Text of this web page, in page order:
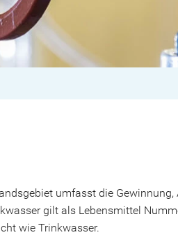
umfasst die Gewinnung,
gilt als Lebensmittel
wie Trinkwasser.